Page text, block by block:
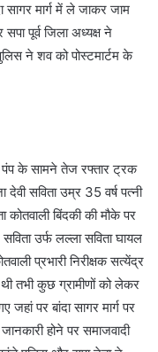
मार्ग में ले जाकर जाम
पूर्व जिला अध्यक्ष ने
ने शव को पोस्टमार्टम के
के सामने तेज रफ्तार ट्रक
सविता उम्र 35 वर्ष पत्नी
कोतवाली बिंदकी की मौके पर
उर्फ लल्ला सविता घायल
प्रभारी निरीक्षक सत्येंद्र
तभी कुछ ग्रामीणों को लेकर
पर बांदा सागर मार्ग पर
होने पर समाजवादी